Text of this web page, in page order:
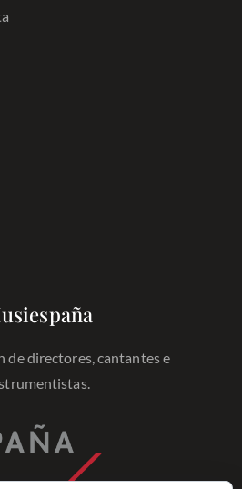
de directores, cantantes e